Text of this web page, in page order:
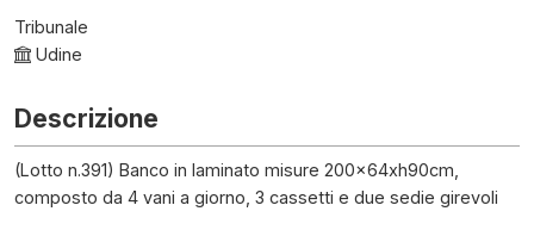
Tribunale
Udine
Descrizione
(Lotto n.391) Banco in laminato misure 200x64xh90cm,
composto da 4 vani a giorno, 3 cassetti e due sedie girevoli